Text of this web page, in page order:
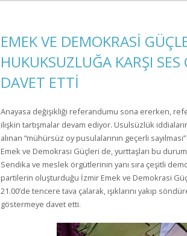
EMEK VE DEMOKRASİ
HUKUKSUZLUĞA KARŞI
DAVET ETTİ
Anayasa değişikliği referandumu sona ererken,
ilişkin tartışmalar devam ediyor. Usulsüzlük
alınan “mühürsüz oy pusulalarının geçerli
Emek ve Demokrasi Güçleri de, yurttaşları bu
Sendika ve meslek örgütlerinin yanı sıra çeşitli
partilerin oluşturduğu İzmir Emek ve Demokrasi
21.00’de tencere tava çalarak, ışıklarını yakıp
göstermeye davet etti.